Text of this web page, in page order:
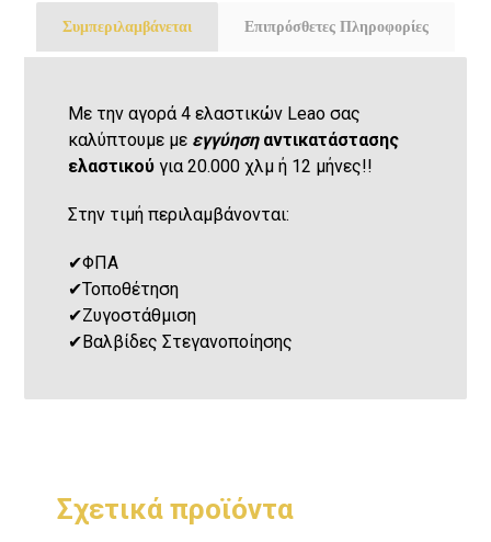
Συμπεριλαμβάνεται Επιπρόσθετες Πληροφορίες
Με την αγορά 4 ελαστικών Leao σας
καλύπτουμε με εγγύησηαντικατάστασης
ελαστικού για 20.000 χλμ ή 12 μήνες!!
Στην τιμή περιλαμβάνονται:
✔ΦΠΑ
✔Τοποθέτηση
✔Ζυγοστάθμιση
✔Βαλβίδες Στεγανοποίησης
Σχετικά προϊόντα